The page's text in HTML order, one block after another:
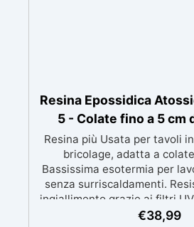
Resina Epossidica
5 - Colate fino a 5 cm
Resina più Usata per tavoli
bricolage, adatta a
Bassissima esotermia per
senza surriscaldamenti.
ingiallimento grazie ai filtri
meccanica. Bassa viscosità
€38,99